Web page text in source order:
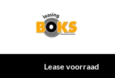
Lease voorraad